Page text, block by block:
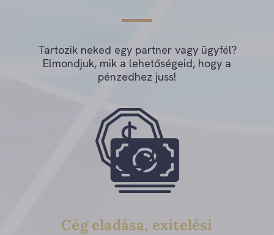
Tartozik neked egy partner vagy ügyfél?
Elmondjuk, mik a lehetőségeid, hogy a
pénzedhez juss!
Cég eladása, exitelési